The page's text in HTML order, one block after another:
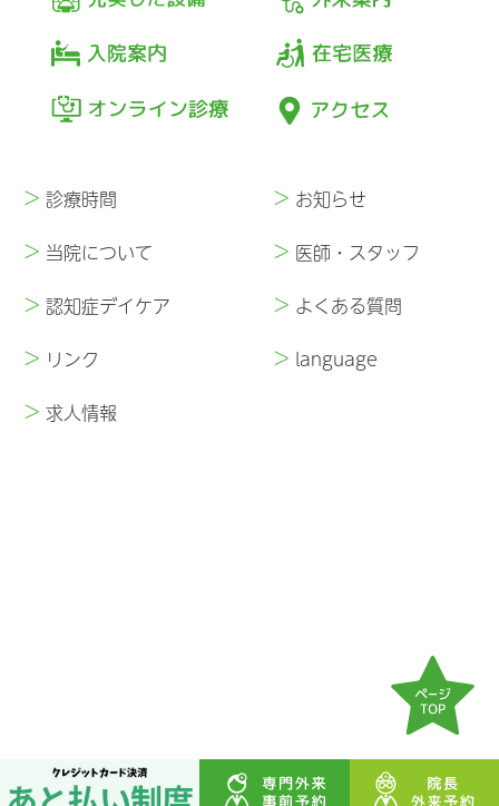
> 診療時間 > お知らせ
> 当院について > 医師・スタッフ
> 認知症デイケア > よくある質問
> リンク > language
> 求人情報